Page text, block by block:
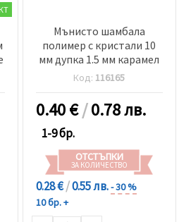
Мънисто шамбала
полимер с кристали 10
мм дупка 1.5 мм карамел
Код: 116165
0.40€/0.78 лв.
1-9 бр.
ОТСТЪПКИ
ЗА КОЛИЧЕСТВО
0.28 €/0.55 лв.- 30 %
10 бр. +